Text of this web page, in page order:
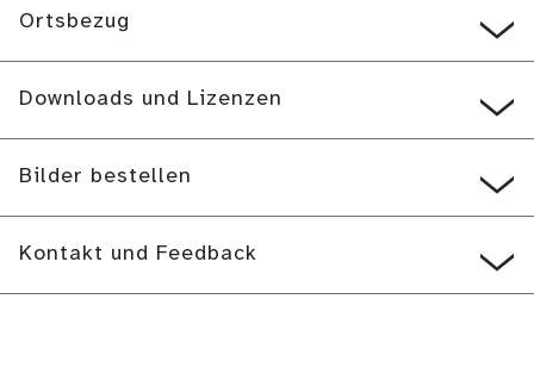
Ortsbezug
Downloads und Lizenzen
Bilder bestellen
Kontakt und Feedback